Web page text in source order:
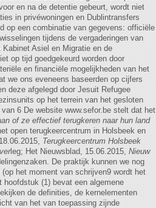
en na de detentie gebeurt, wordt niet
in privéwoningen en Dublintransfers
op een combinatie van gegevens: officiële
tijdens de vergaderingen van
Asiel en Migratie en de
op tijd goedgekeurd worden door
en financiële mogelijkheden van het
we ons eveneens baseerden op cijfers
deze afgelegd door Jesuit Refugee
op het terrein van het gesloten
6 De website www.sefor.be stelt dat het
of ze effectief terugkeren naar hun land
open terugkeercentrum in Holsbeek en
Terugkeercentrum Holsbeek
leg; Het Nieuwsblad, 15.06.2015, Nieuw
De praktijk kunnen we nog
het moment van schrijven9 wordt het
hoofdstuk (1) bevat een algemene
de definities, de kernelementen
van het van toepassing zijnde